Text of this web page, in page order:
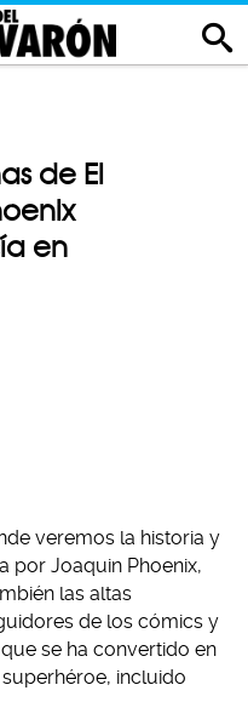
de El
en
veremos la historia y
por Joaquin Phoenix,
las altas
de los cómics y
se ha convertido en
incluido